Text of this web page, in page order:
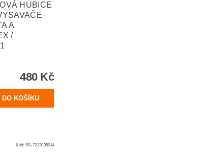
HUBICE
A
/
480 Kč
Kód:SS-7223035244